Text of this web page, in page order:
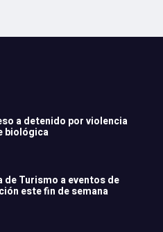
a detenido por violencia
biológica
de Turismo a eventos de
este fin de semana